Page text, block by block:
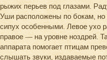
рыжих перьев под глазами.
Уши расположены по бокам, но
сипух особенными. Левое ухо
правое — на уровне ноздрей.
аппарата помогает птицам
слышать звуки, издаваемые